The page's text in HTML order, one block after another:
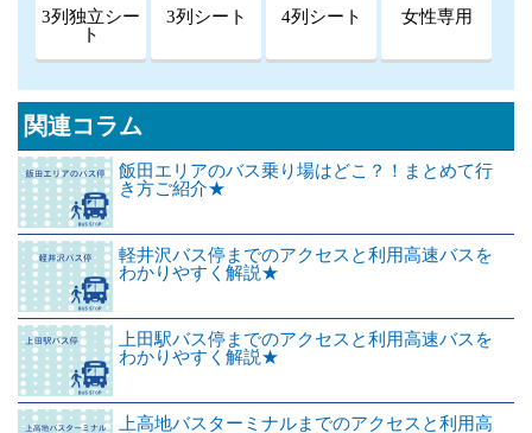
3列独立シー
ト
3列シート 4列シート 女性専用
関連コラム
飯田エリアのバス乗り場はどこ？！まとめて行
き方ご紹介★
軽井沢バス停までのアクセスと利用高速バスを
わかりやすく解説★
上田駅バス停までのアクセスと利用高速バスを
わかりやすく解説★
上高地バスターミナルまでのアクセスと利用高